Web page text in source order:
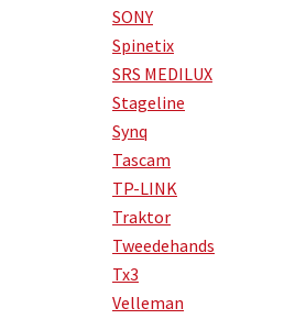
SONY
Spinetix
SRS MEDILUX
Stageline
Synq
Tascam
TP-LINK
Traktor
Tweedehands
Tx3
Velleman